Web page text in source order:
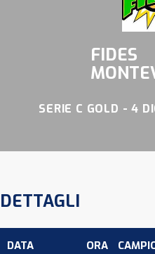
FIDES
SERIE C GOLD - 4
DETTAGLI
DATA ORA